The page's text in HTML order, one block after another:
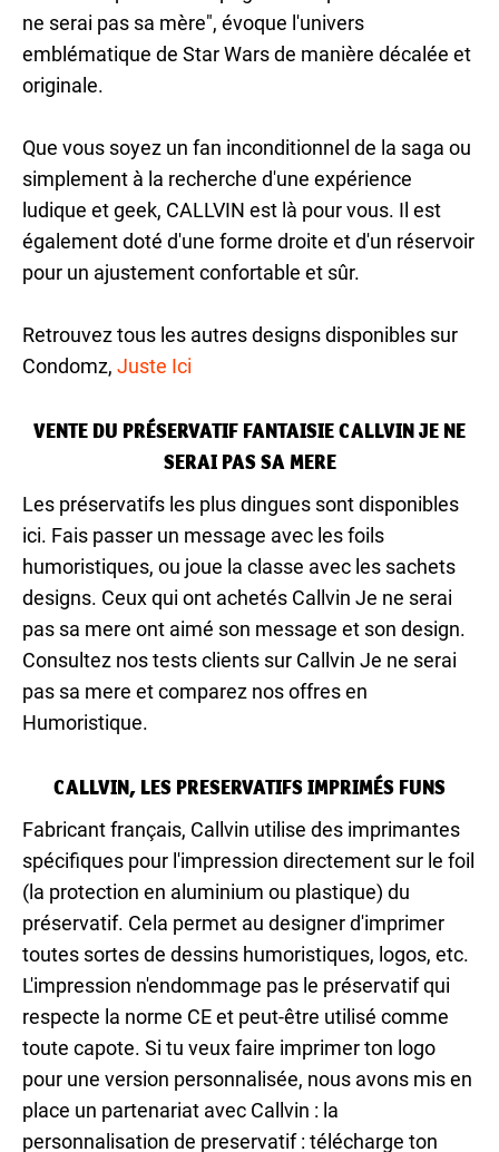
ne serai pas sa mère", évoque l'univers
emblématique de Star Wars de manière décalée et
originale.
Que vous soyez un fan inconditionnel de la saga ou
simplement à la recherche d'une expérience
ludique et geek, CALLVIN est là pour vous. Il est
également doté d'une forme droite et d'un réservoir
pour un ajustement confortable et sûr.
Retrouvez tous les autres designs disponibles sur
Condomz, Juste Ici
VENTE DU PRÉSERVATIF FANTAISIE CALLVIN JE NE
SERAI PAS SA MERE
Les préservatifs les plus dingues sont disponibles
ici. Fais passer un message avec les foils
humoristiques, ou joue la classe avec les sachets
designs. Ceux qui ont achetés Callvin Je ne serai
pas sa mere ont aimé son message et son design.
Consultez nos tests clients sur Callvin Je ne serai
pas sa mere et comparez nos offres en
Humoristique.
CALLVIN, LES PRESERVATIFS IMPRIMÉS FUNS
Fabricant français, Callvin utilise des imprimantes
spécifiques pour l'impression directement sur le foil
(la protection en aluminium ou plastique) du
préservatif. Cela permet au designer d'imprimer
toutes sortes de dessins humoristiques, logos, etc.
L'impression n'endommage pas le préservatif qui
respecte la norme CE et peut-être utilisé comme
toute capote. Si tu veux faire imprimer ton logo
pour une version personnalisée, nous avons mis en
place un partenariat avec Callvin : la
personnalisation de preservatif : télécharge ton